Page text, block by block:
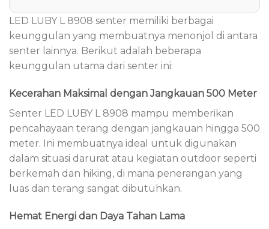
LED LUBY L 8908 senter memiliki berbagai
keunggulan yang membuatnya menonjol di antara
senter lainnya. Berikut adalah beberapa
keunggulan utama dari senter ini:
Kecerahan Maksimal dengan Jangkauan 500 Meter
Senter LED LUBY L 8908 mampu memberikan
pencahayaan terang dengan jangkauan hingga 500
meter. Ini membuatnya ideal untuk digunakan
dalam situasi darurat atau kegiatan outdoor seperti
berkemah dan hiking, di mana penerangan yang
luas dan terang sangat dibutuhkan.
Hemat Energi dan Daya Tahan Lama